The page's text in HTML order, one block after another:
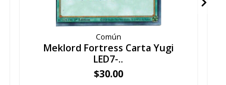
Común
Meklord Fortress Carta Yugi
LED7-..
$30.00